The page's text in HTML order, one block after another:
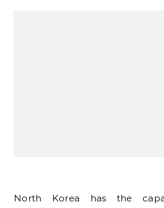
North Korea has the capability to test-fire